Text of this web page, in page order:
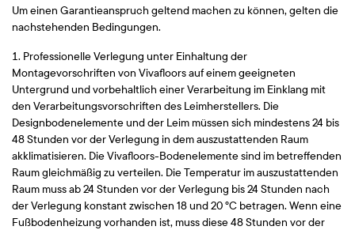
Um einen Garantieanspruch geltend machen zu können, gelten die
nachstehenden Bedingungen.
Professionelle Verlegung unter Einhaltung der
Montagevorschriften von Vivafloors auf einem geeigneten
Untergrund und vorbehaltlich einer Verarbeitung im Einklang mit
den Verarbeitungsvorschriften des Leimherstellers. Die
Designbodenelemente und der Leim müssen sich mindestens 24 bis
48 Stunden vor der Verlegung in dem auszustattenden Raum
akklimatisieren. Die Vivafloors-Bodenelemente sind im betreffenden
Raum gleichmäßig zu verteilen. Die Temperatur im auszustattenden
Raum muss ab 24 Stunden vor der Verlegung bis 24 Stunden nach
der Verlegung konstant zwischen 18 und 20 °C betragen. Wenn eine
Fußbodenheizung vorhanden ist, muss diese 48 Stunden vor der